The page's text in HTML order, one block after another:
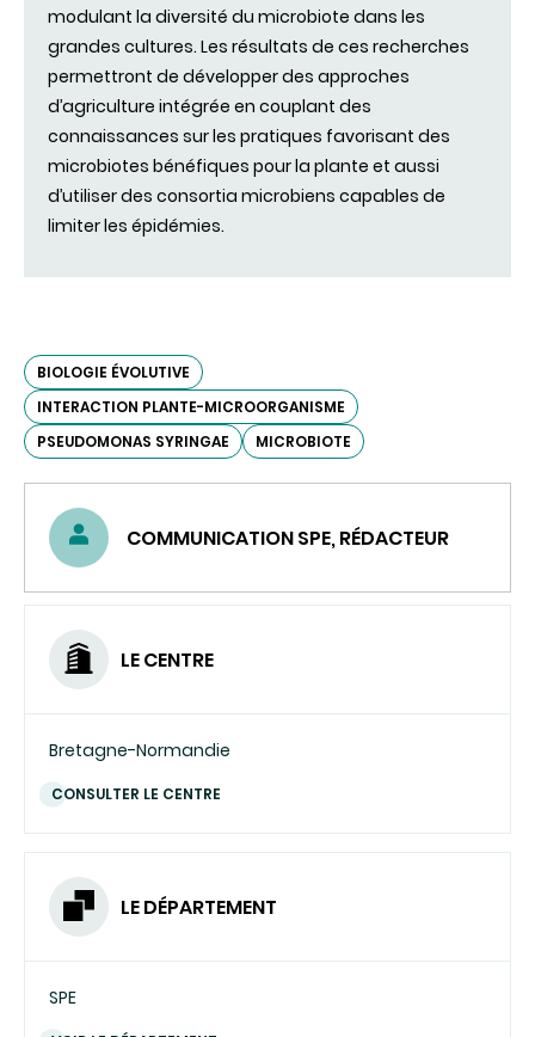
modulant la diversité du microbiote dans les
grandes cultures. Les résultats de ces recherches
permettront de développer des approches
d’agriculture intégrée en couplant des
connaissances sur les pratiques favorisant des
microbiotes bénéfiques pour la plante et aussi
d’utiliser des consortia microbiens capables de
limiter les épidémies.
BIOLOGIE ÉVOLUTIVE
INTERACTION PLANTE-MICROORGANISME
PSEUDOMONAS SYRINGAE
MICROBIOTE
COMMUNICATION SPE, RÉDACTEUR
LE CENTRE
Bretagne-Normandie
CONSULTER LE CENTRE
LE DÉPARTEMENT
SPE